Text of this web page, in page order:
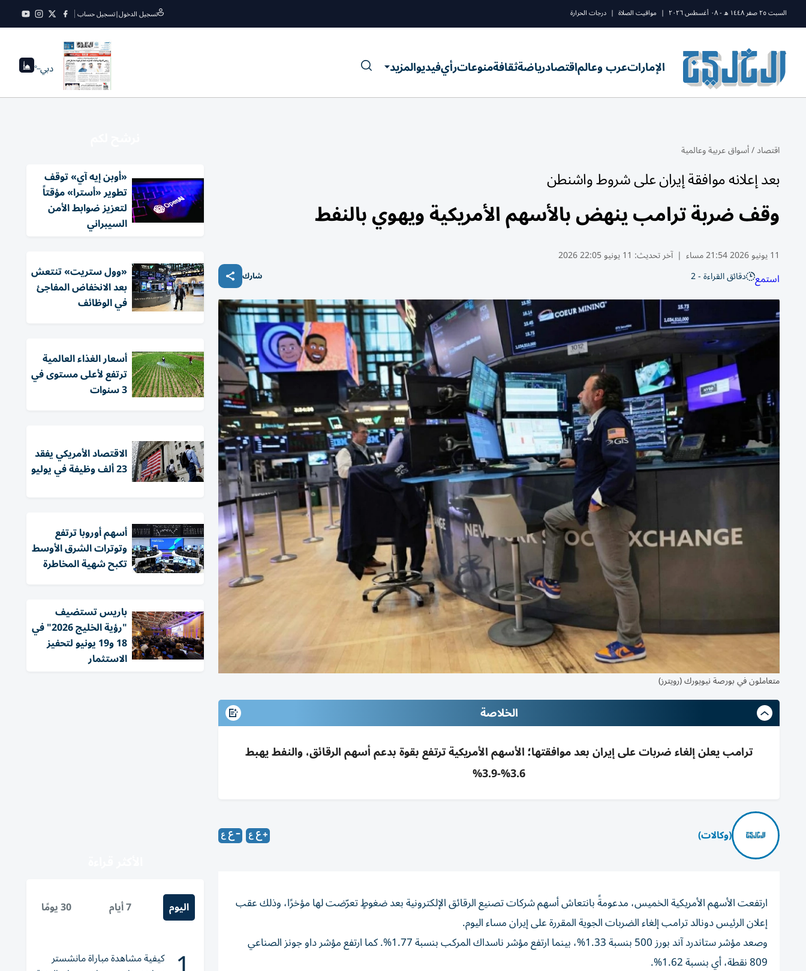
السبت ٢٥ صفر ١٤٤٨ ه - ٠٨ أغسطس ٢٠٢٦ | مواقيت الصلاة | درجات الحرارة تسجيل الدخول|تسجيل حساب
الإماراتعرب وعالماقتصادرياضةثقافةمنوعاترأيفيديوالمزيد دبي--°
اقتصاد/أسواق عربية وعالمية
بعد إعلانه موافقة إيران على شروط واشنطن
وقف ضربة ترامب ينهض بالأسهم الأمريكية ويهوي بالنفط
11 يونيو 2026 21:54 مساء | آخر تحديث: 11 يونيو 22:05 2026
استمع دقائق القراءة - 2 شارك
متعاملون في بورصة نيويورك (رويترز)
الخلاصة
ترامب يعلن إلغاء ضربات على إيران بعد موافقتها؛ الأسهم الأمريكية ترتفع بقوة بدعم أسهم الرقائق، والنفط يهبط
3.6%-3.9%
(وكالات)
ارتفعت الأسهم الأمريكية الخميس، مدعومةً بانتعاش أسهم شركات تصنيع الرقائق الإلكترونية بعد ضغوطٍ تعرّضت لها مؤخرًا، وذلك عقب
إعلان الرئيس دونالد ترامب إلغاء الضربات الجوية المقررة على إيران مساء اليوم.
وصعد مؤشر ستاندرد آند بورز 500 بنسبة 1.33%، بينما ارتفع مؤشر ناسداك المركب بنسبة 1.77%. كما ارتفع مؤشر داو جونز الصناعي
809 نقطة، أي بنسبة 1.62%.
«أوبن إيه آي» توقف
تطوير «أسترا» مؤقتاً
لتعزيز ضوابط الأمن
السيبراني
«وول ستريت» تنتعش
بعد الانخفاض المفاجئ
في الوظائف
أسعار الغذاء العالمية
ترتفع لأعلى مستوى في
3 سنوات
الاقتصاد الأمريكي يفقد
23 ألف وظيفة في يوليو
أسهم أوروبا ترتفع
وتوترات الشرق الأوسط
تكبح شهية المخاطرة
باريس تستضيف
"رؤية الخليج 2026" في
18 و19 يونيو لتحفيز
الاستثمار
اليوم 7 أيام 30 يومًا
كيفية مشاهدة مباراة مانشستر